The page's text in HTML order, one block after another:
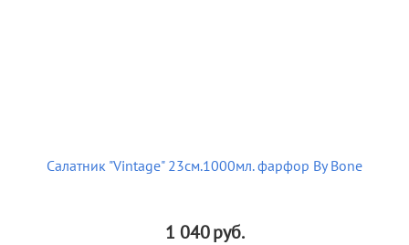
Салатник "Vintage" 23см.1000мл. фарфор By Bone
1 040руб.